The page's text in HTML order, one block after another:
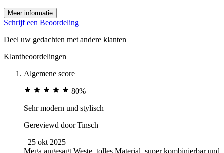
Meer informatie
Schrijf een Beoordeling
Deel uw gedachten met andere klanten
Klantbeoordelingen
Algemene score
80%
Sehr modern und stylisch
Gereviewd doorTinsch
25 okt 2025
Mega angesagt Weste, tolles Material, super kombinierbar und